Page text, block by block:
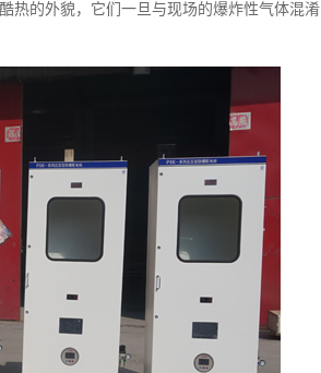
热的外貌，它们一旦与现场的爆炸性气体混淆